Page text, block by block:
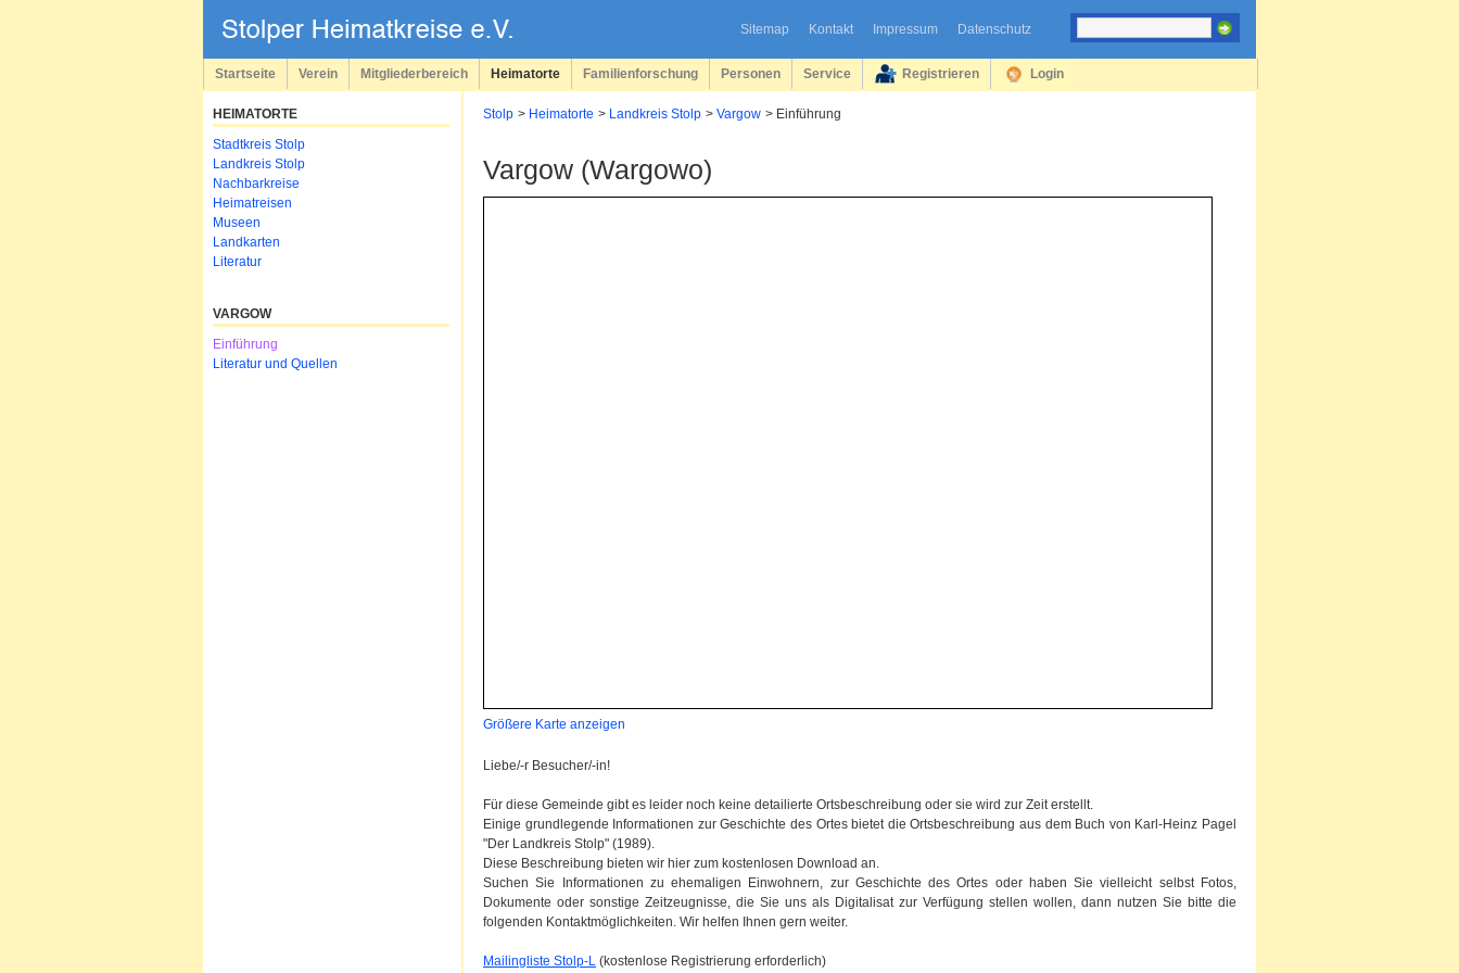
Sitemap Kontakt Impressum Datenschutz
überspringen
Startseite Verein Mitgliederbereich Heimatorte Familienforschung Personen Service Registrieren Login
Stolp Heimatorte Landkreis Stolp Vargow Einführung
Vargow (Wargowo)
Größere Karte anzeigen
Liebe/-r Besucher/-in!
Für diese Gemeinde gibt es leider noch keine detailierte Ortsbeschreibung oder sie wird zur Zeit erstellt.
Einige grundlegende Informationen zur Geschichte des Ortes bietet die Ortsbeschreibung aus dem Buch von Karl-Heinz Pagel
"Der Landkreis Stolp" (1989).
Diese Beschreibung bieten wir hier zum kostenlosen Download an.
Suchen Sie Informationen zu ehemaligen Einwohnern, zur Geschichte des Ortes oder haben Sie vielleicht selbst Fotos,
Dokumente oder sonstige Zeitzeugnisse, die Sie uns als Digitalisat zur Verfügung stellen wollen, dann nutzen Sie bitte die
folgenden Kontaktmöglichkeiten. Wir helfen Ihnen gern weiter.
Mailingliste Stolp-L (kostenlose Registrierung erforderlich)
HEIMATORTE
Navigation
überspringen
Stadtkreis Stolp
Landkreis Stolp
Nachbarkreise
Heimatreisen
Museen
Landkarten
Literatur
VARGOW
Navigation
überspringen
Einführung
Literatur und Quellen